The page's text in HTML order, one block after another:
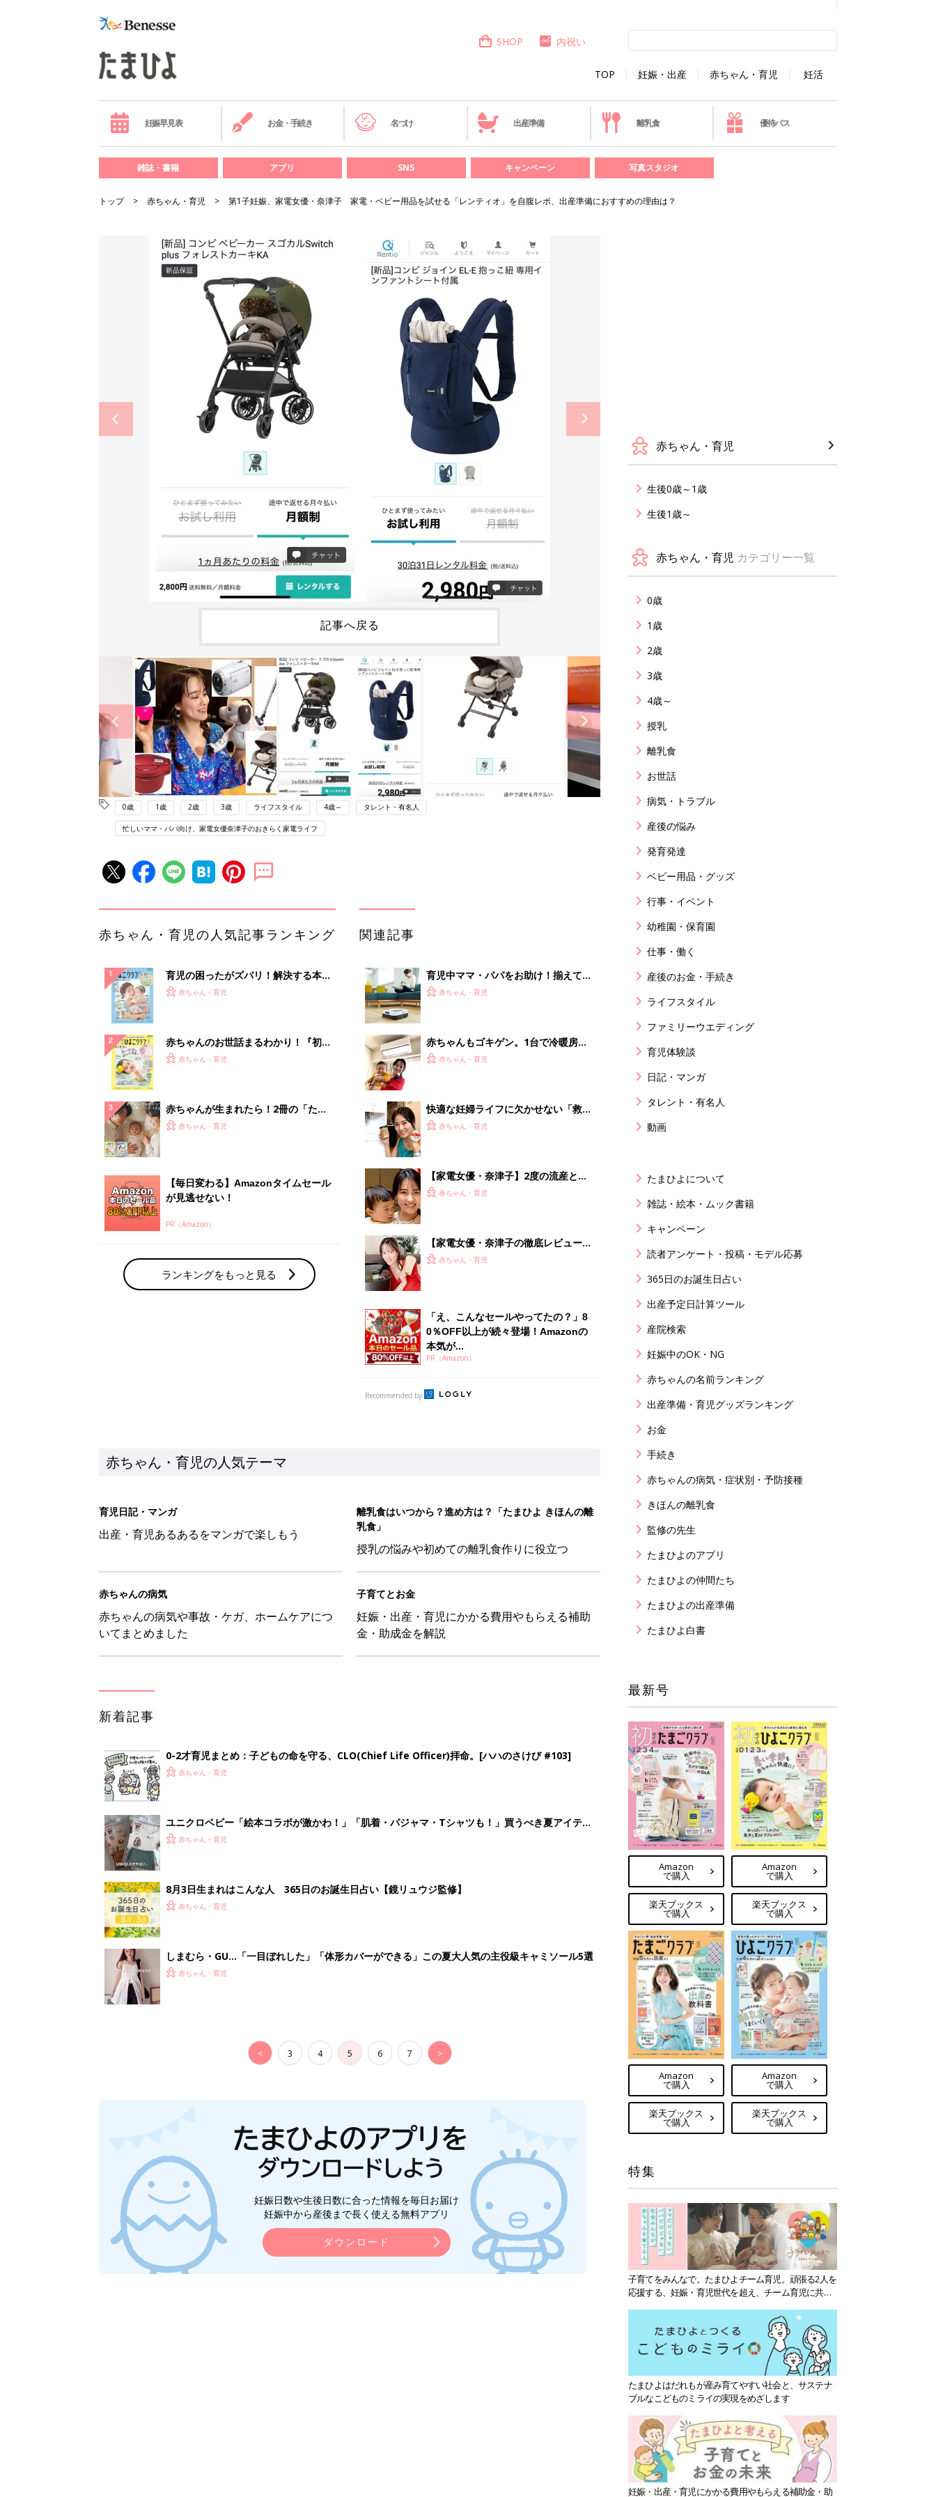
TOP 妊娠・出産 赤ちゃん・育児 妊活
SHOP 内祝い
妊娠早見表 お金・手続き 名づけ 出産準備 離乳食 優待パス
雑誌・書籍 アプリ SNS キャンペーン 写真スタジオ
トップ 赤ちゃん・育児 第1子妊娠、家電女優・奈津子 家電・ベビー用品を試せる「レンティオ」を自腹レポ、出産準備におすすめの理由は？
記事へ戻る
0歳 1歳 2歳 3歳 ライフスタイル 4歳～ タレント・有名人
忙しいママ・パパ向け、家電女優奈津子のおきらく家電ライフ
赤ちゃん・育児の人気記事ランキング
育児の困ったがズバリ！解決する本
『ひよこクラブ 夏号』 4カ月～2才
赤ちゃん・育児
赤ちゃんのお世話まるわかり！『初め
てのひよこクラブ 夏号』〈巻頭大特
解決テク
赤ちゃん・育児
赤ちゃんが生まれたら！2冊の「たま
ひよ」
赤ちゃん・育児
【毎日変わる】Amazonタイムセール
が見逃せない！
PR（Amazon）
ランキングをもっと見る
関連記事
育児中ママ・パパをお助け！揃えてお
きたい家電5選
赤ちゃん・育児
赤ちゃんもゴキゲン。1台で冷暖房＋
「換気」が叶うエアコンの使い心地
赤ちゃん・育児
快適な妊婦ライフに欠かせない「救世
主家電ベスト3」を家電女優・奈津子
赤ちゃん・育児
【家電女優・奈津子】2度の流産と不
育症を経ての出産を振り返り。2歳児
赤ちゃん・育児
【家電女優・奈津子の徹底レビュー】
絶品！低糖質パン&生食パンを実現。
赤ちゃん・育児
「え、こんなセールやってたの？」8
0％OFF以上が続々登場！Amazonの
本気が...
PR（Amazon）
Recommended by
赤ちゃん・育児の人気テーマ
育児日記・マンガ
出産・育児あるあるをマンガで楽しもう
離乳食はいつから？進め方は？「たまひよ きほんの離
乳食」
授乳の悩みや初めての離乳食作りに役立つ
赤ちゃんの病気
赤ちゃんの病気や事故・ケガ、ホームケアにつ
いてまとめました
子育てとお金
妊娠・出産・育児にかかる費用やもらえる補助
金・助成金を解説
新着記事
0-2才育児まとめ：子どもの命を守る、CLO(Chief Life Officer)拝命。[ハハのさけび #103]
赤ちゃん・育児
ユニクロベビー「絵本コラボが激かわ！」「肌着・パジャマ・Tシャツも！」買うべき夏アイテム
5選赤ちゃん・育児
8月3日生まれはこんな人 365日のお誕生日占い【鏡リュウジ監修】
赤ちゃん・育児
しまむら・GU…「一目ぼれした」「体形カバーができる」この夏大人気の主役級キャミソール5選
赤ちゃん・育児
< 3 4 5 6 7 >
妊娠日数や生後日数に合った情報を毎日お届け
妊娠中から産後まで長く使える無料アプリ
ダウンロード
赤ちゃん・育児
生後0歳～1歳
生後1歳～
赤ちゃん・育児 カテゴリー一覧
0歳
1歳
2歳
3歳
4歳～
授乳
離乳食
お世話
病気・トラブル
産後の悩み
発育発達
ベビー用品・グッズ
行事・イベント
幼稚園・保育園
仕事・働く
産後のお金・手続き
ライフスタイル
ファミリーウエディング
育児体験談
日記・マンガ
タレント・有名人
動画
たまひよについて
雑誌・絵本・ムック書籍
キャンペーン
読者アンケート・投稿・モデル応募
365日のお誕生日占い
出産予定日計算ツール
産院検索
妊娠中のOK・NG
赤ちゃんの名前ランキング
出産準備・育児グッズランキング
お金
手続き
赤ちゃんの病気・症状別・予防接種
きほんの離乳食
監修の先生
たまひよのアプリ
たまひよの仲間たち
たまひよの出産準備
たまひよ白書
最新号
Amazon
で購入
楽天ブックス
で購入
Amazon
で購入
楽天ブックス
で購入
Amazon
で購入
楽天ブックス
で購入
Amazon
で購入
楽天ブックス
で購入
特集
子育てをみんなで。たまひよチーム育児。頑張る2人を
応援する、妊娠・育児世代を超え、チーム育児に共感
たまひよはだれもが産み育てやすい社会と、サステナ
ブルなこどものミライの実現をめざします
妊娠・出産・育児にかかる費用やもらえる補助金・助